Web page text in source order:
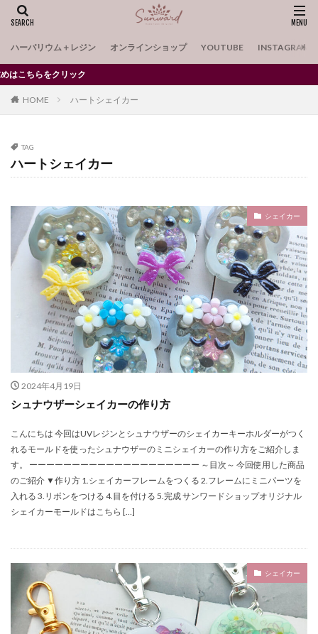
ハーバリウム＋レジン オンラインショップ YOUTUBE INSTAGRAM
ック
HOME ハートシェイカー
TAG
ハートシェイカー
シェイカー
2024年4月19日
シュナウザーシェイカーの作り方
こんにちは 今回はUVレジンとシュナウザーのシェイカーキーホルダーがつく
れるモールドを使ったシュナウザーのミニシェイカーの作り方をご紹介しま
す。 ーーーーーーーーーーーーーーーーーーーー ～目次～ 今回使用した商品
のご紹介 ▼作り方 1.シェイカーフレームをつくる 2.フレームにミニパーツを
入れる 3.リボンをつける 4.目を付ける 5.完成 サンワードショップオリジナル
シェイカーモールドはこちら […]
シェイカー